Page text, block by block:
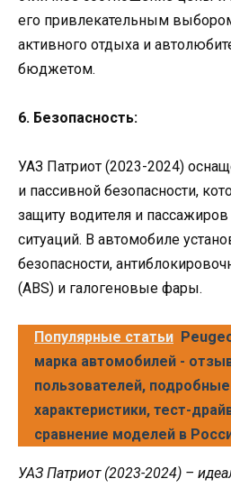
его привлекательным
активного отдыха и
бюджетом.
6. Безопасность:
УАЗ Патриот (2023-2024)
и пассивной безопасности,
защиту водителя и
ситуаций. В автомобиле
безопасности,
(ABS) и галогеновые фары.
Популярные статьи
марка автомобилей -
пользователей, подробные
характеристики, тест-
сравнение моделей в
УАЗ Патриот (2023-2024) –